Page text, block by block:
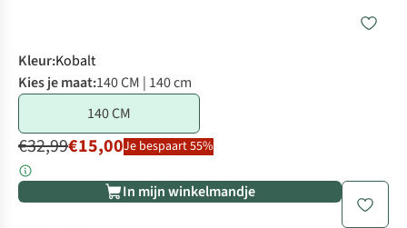
Kleur:Kobalt
Kies je maat:140 CM | 140 cm
140 CM
€32,99€15,00Je bespaart 55%
In mijn winkelmandje